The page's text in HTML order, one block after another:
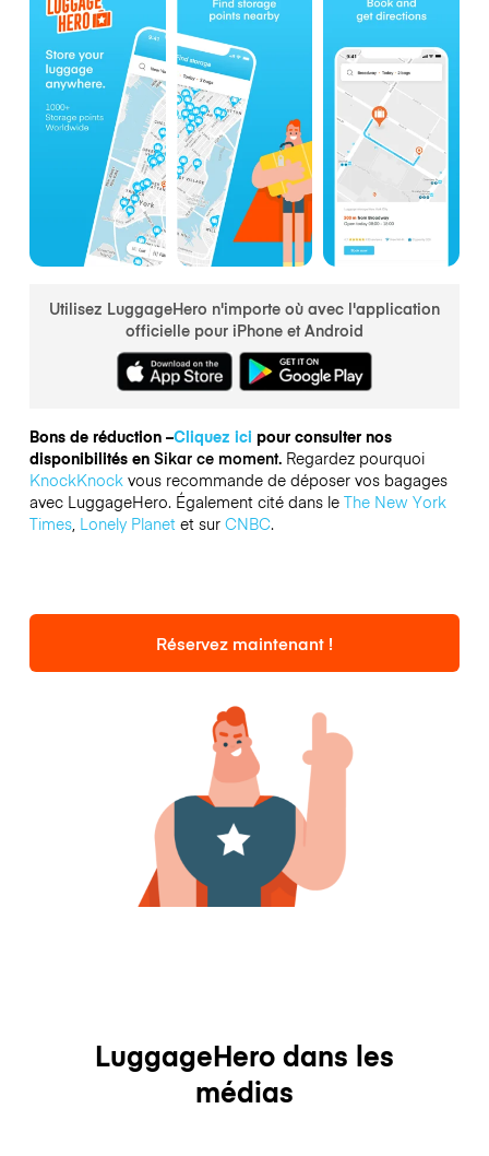
Utilisez LuggageHero n'importe où avec l'application
officielle pour iPhone et Android
Bons de réduction –Cliquez ici pour consulter nos
disponibilités en Sikar ce moment. Regardez pourquoi
KnockKnockvous recommande de déposer vos bagages
avec LuggageHero. Également cité dans le The New York
Times, Lonely Planetet sur CNBC.
Réservez maintenant !
LuggageHero dans les
médias